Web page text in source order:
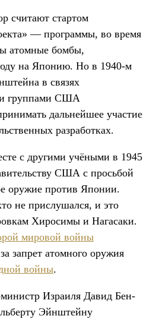
считают стартом
— программы, во время
атомные бомбы,
на Японию. Но в 1940-м
в связях
группами США
дальнейшее участие
разработках.
с другими учёными в 1945
США с просьбой
оружие против Японии.
не прислушался, и это
Хиросимы и Нагасаки.
мировой войны
запрет атомного оружия
войны.
Израиля Давид Бен-
Эйнштейну